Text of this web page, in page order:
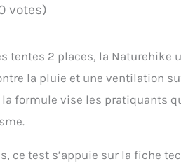
votes)
tentes 2 places, la Naturehike
la pluie et une ventilation
la formule vise les pratiquants
ce test s’appuie sur la fiche